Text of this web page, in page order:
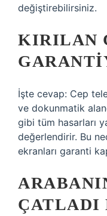
değiştirebilirsiniz.
KIRILAN
İşte cevap: Cep
ve dokunmatik
gibi tüm hasarları
değerlendirir. Bu
ekranları garanti
ÇATLADI